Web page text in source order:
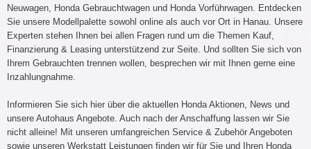
Neuwagen, Honda Gebrauchtwagen und Honda Vorführwagen. Entdecken
Sie unsere Modellpalette sowohl online als auch vor Ort in Hanau. Unsere
Experten stehen Ihnen bei allen Fragen rund um die Themen Kauf,
Finanzierung & Leasing unterstützend zur Seite. Und sollten Sie sich von
Ihrem Gebrauchten trennen wollen, besprechen wir mit Ihnen gerne eine
Inzahlungnahme.
Informieren Sie sich hier über die aktuellen Honda Aktionen, News und
unsere Autohaus Angebote. Auch nach der Anschaffung lassen wir Sie
nicht alleine! Mit unseren umfangreichen Service & Zubehör Angeboten
sowie unseren Werkstatt Leistungen finden wir für Sie und Ihren Honda